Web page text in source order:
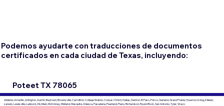
Podemos ayudarte con traducciones de documentos
certificados en cada ciudad de Texas, incluyendo:
Poteet TX 78065
Abilene, Amarillo, Arlington, Austin, Baytown, Brownsville, Carrollton, College Station, Corpus Christi, Dallas, Denton, El Paso, Frisco, Garland, Grand Prairie, Houston, Irving, Killeen,
Laredo, Lewisville, Lubbock, McAllen, McKinney, Midland, Mesquite, Odessa, Pasadena, Pearland, Plano, Richardson, Round Rock, San Antonio, Tyler, Waco